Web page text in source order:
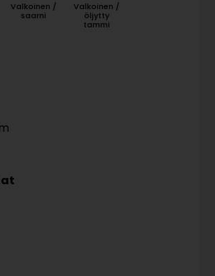
Valkoinen /
saarni
Valkoinen /
öljytty
tammi